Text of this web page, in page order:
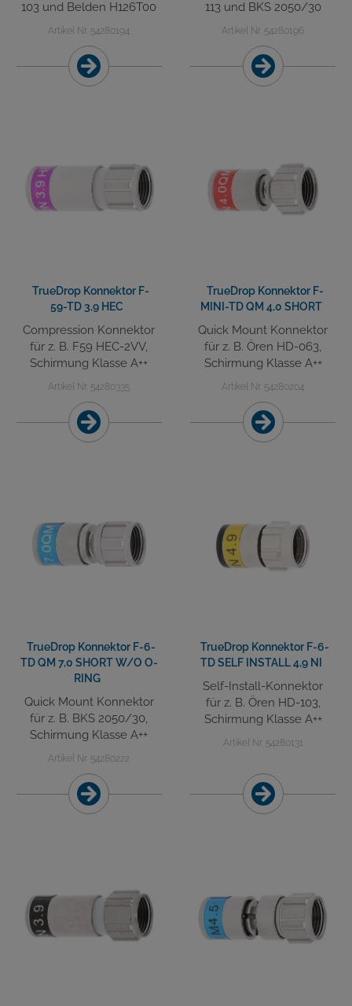
103 und Belden H126T00
Artikel Nr. 54280194
113 und BKS 2050/30
Artikel Nr. 54280196
TrueDrop Konnektor F-
59-TD 3,9 HEC
Compression Konnektor
für z. B. F59 HEC-2VV,
Schirmung Klasse A++
Artikel Nr. 54280335
TrueDrop Konnektor F-
MINI-TD QM 4,0 SHORT
Quick Mount Konnektor
für z. B. Ören HD-063,
Schirmung Klasse A++
Artikel Nr. 54280204
TrueDrop Konnektor F-6-
TD QM 7,0 SHORT W/O O-
RING
Quick Mount Konnektor
für z. B. BKS 2050/30,
Schirmung Klasse A++
Artikel Nr. 54280222
TrueDrop Konnektor F-6-
TD SELF INSTALL 4,9 NI
Self-Install-Konnektor
für z. B. Ören HD-103,
Schirmung Klasse A++
Artikel Nr. 54280131